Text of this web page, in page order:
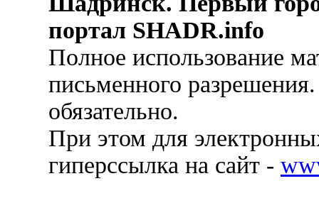
портал SHADR.info
Полное использование
письменного
обязательно.
При этом для
гиперссылка на сайт -